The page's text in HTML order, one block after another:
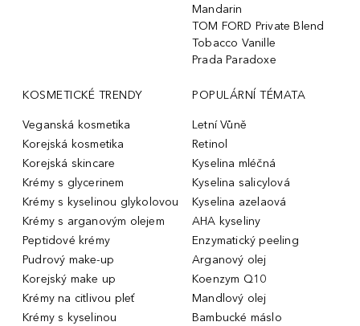
Mandarin
TOM FORD Private Blend
Tobacco Vanille
Prada Paradoxe
KOSMETICKÉ TRENDY
Veganská kosmetika
Korejská kosmetika
Korejská skincare
Krémy s glycerinem
Krémy s kyselinou glykolovou
Krémy s arganovým olejem
Peptidové krémy
Pudrový make-up
Korejský make up
Krémy na citlivou pleť
Krémy s kyselinou
POPULÁRNÍ TÉMATA
Letní Vůně
Retinol
Kyselina mléčná
Kyselina salicylová
Kyselina azelaová
AHA kyseliny
Enzymatický peeling
Arganový olej
Koenzym Q10
Mandlový olej
Bambucké máslo